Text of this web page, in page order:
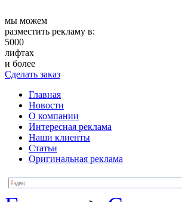
мы можем
разместить рекламу в:
5000
лифтах
и более
Сделать заказ
Главная
Новости
О компании
Интересная реклама
Наши клиенты
Статьи
Оригинальная реклама